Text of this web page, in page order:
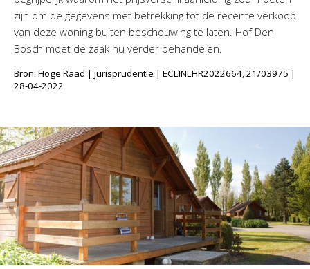
zijn om de gegevens met betrekking tot de recente verkoop
van deze woning buiten beschouwing te laten. Hof Den
Bosch moet de zaak nu verder behandelen.
Bron: Hoge Raad | jurisprudentie | ECLINLHR2022664, 21/03975 |
28-04-2022